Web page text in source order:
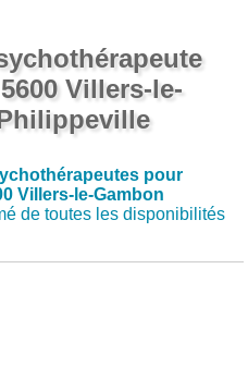
Villers-le-
pour
Villers-le-Gambon
de toutes les disponibilités